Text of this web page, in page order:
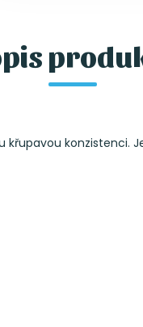
konzistenci.